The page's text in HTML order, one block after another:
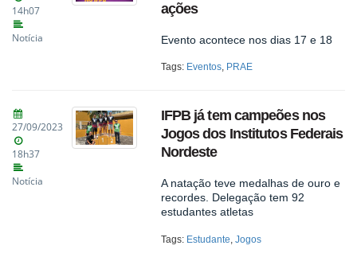
14h07
Notícia
ações
Evento acontece nos dias 17 e 18
Tags: Eventos, PRAE
27/09/2023
18h37
Notícia
IFPB já tem campeões nos
Jogos dos Institutos Federais
Nordeste
A natação teve medalhas de ouro e
recordes. Delegação tem 92
estudantes atletas
Tags: Estudante, Jogos